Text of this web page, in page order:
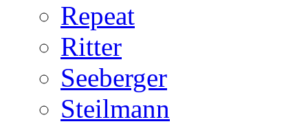
Repeat
Ritter
Seeberger
Steilmann